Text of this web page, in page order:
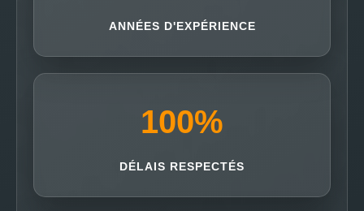
ANNÉES D'EXPÉRIENCE
100%
DÉLAIS RESPECTÉS